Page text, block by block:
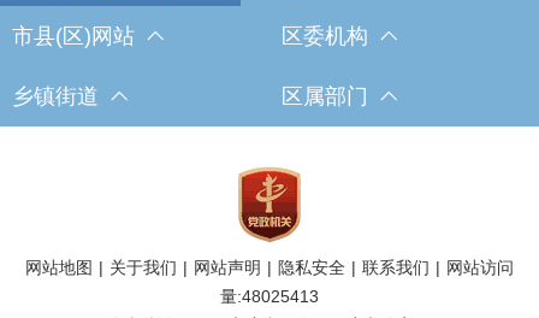
市县(区)网站 区委机构
乡镇街道 区属部门
网站地图 | 关于我们 | 网站声明 | 隐私安全 | 联系我们 | 网站访问
量:48025413